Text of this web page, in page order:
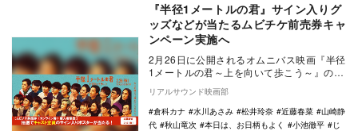
『半径1メートルの君』サイン入りグ
ッズなどが当たるムビチケ前売券キャ
ンペーン実施へ
2月26日に公開されるオムニバス映画『半径
1メートルの君～上を向いて歩こう～』のム
ビチケ前売券キャンペーン実施が決定し
た。 …
リアルサウンド映画部
倉科カナ
水川あさみ 松井玲奈 近藤春菜
山崎静
代
秋山竜次 本日は、お日柄もよく 小池徹平
じ